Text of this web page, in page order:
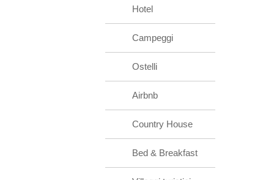
Hotel
Campeggi
Ostelli
Airbnb
Country House
Bed & Breakfast